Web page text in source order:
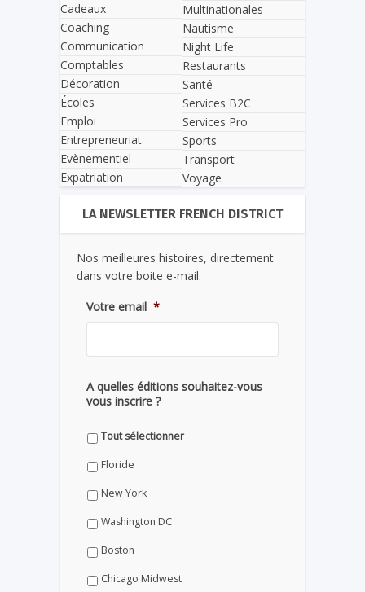
Cadeaux
Coaching
Communication
Comptables
Décoration
Écoles
Emploi
Entrepreneuriat
Evènementiel
Expatriation
Multinationales
Nautisme
Night Life
Restaurants
Santé
Services B2C
Services Pro
Sports
Transport
Voyage
LA NEWSLETTER FRENCH DISTRICT
Nos meilleures histoires, directement
dans votre boite e-mail.
Votre email *
A quelles éditions souhaitez-vous
vous inscrire ?
Tout sélectionner
Floride
New York
Washington DC
Boston
Chicago Midwest